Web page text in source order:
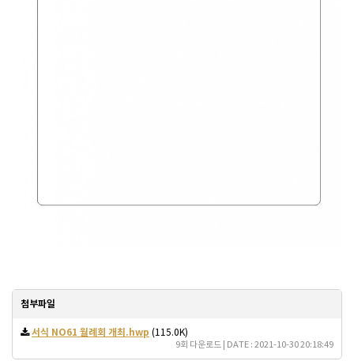
첨부파일
서식 NO61 월례회 개최.hwp (115.0K)
9회 다운로드 | DATE : 2021-10-30 20:18:49